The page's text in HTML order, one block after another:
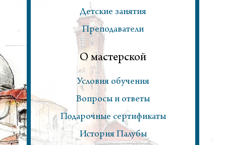
Детские занятия
Преподаватели
О мастерской
Условия обучения
Вопросы и ответы
Подарочные сертификаты
История Палубы